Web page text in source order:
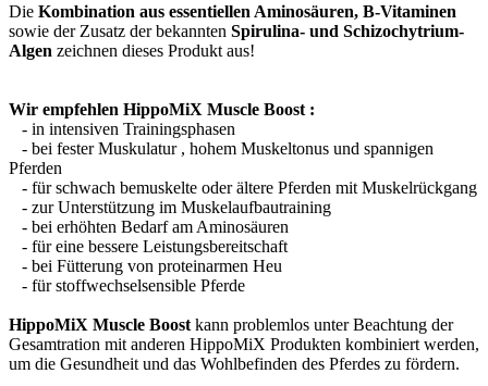
Die Kombination aus essentiellen Aminosäuren, B-Vitaminen
sowie der Zusatz der bekannten Spirulina- und Schizochytrium-
Algen zeichnen dieses Produkt aus!
Wir empfehlen HippoMiX Muscle Boost :
- in intensiven Trainingsphasen
- bei fester Muskulatur , hohem Muskeltonus und spannigen
Pferden
- für schwach bemuskelte oder ältere Pferden mit Muskelrückgang
- zur Unterstützung im Muskelaufbautraining
- bei erhöhten Bedarf am Aminosäuren
- für eine bessere Leistungsbereitschaft
- bei Fütterung von proteinarmen Heu
- für stoffwechselsensible Pferde
HippoMiX Muscle Boost kann problemlos unter Beachtung der
Gesamtration mit anderen HippoMiX Produkten kombiniert werden,
um die Gesundheit und das Wohlbefinden des Pferdes zu fördern.